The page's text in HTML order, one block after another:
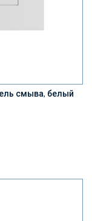
смыва, белый